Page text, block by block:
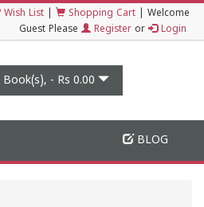
Wish List Shopping Cart
Welcome
Guest Please
Register or Login
Book(s), - Rs 0.00
BLOG